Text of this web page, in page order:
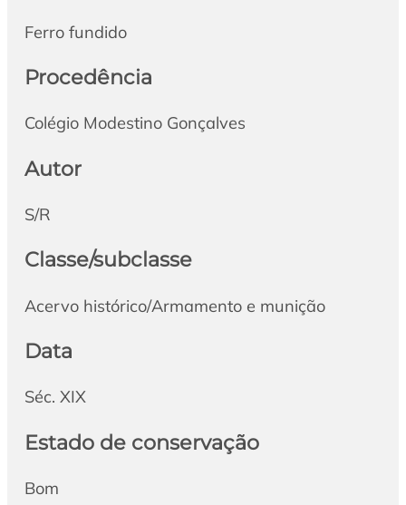
Ferro fundido
Procedência
Colégio Modestino Gonçalves
Autor
S/R
Classe/subclasse
Acervo histórico/Armamento e munição
Data
Séc. XIX
Estado de conservação
Bom